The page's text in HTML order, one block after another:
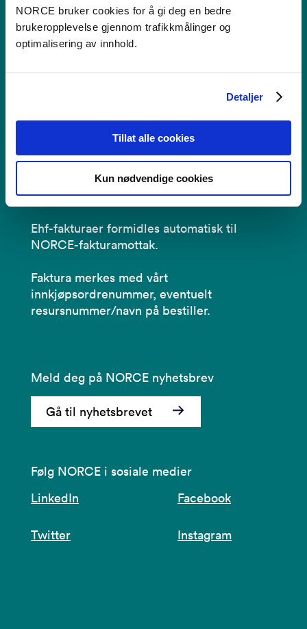
NORCE bruker cookies for å gi deg en bedre
brukeropplevelse gjennom trafikkmålinger og
optimalisering av innhold.
Detaljer
Tillat alle cookies
Kun nødvendige cookies
Faktura
fakturamottak@norceresearch.no
Organisasjonsnummer: 919 408 049
Ehf-fakturaer formidles automatisk til
NORCE-fakturamottak.
Faktura merkes med vårt
innkjøpsordrenummer, eventuelt
resursnummer/navn på bestiller.
Meld deg på NORCE nyhetsbrev
Gå til nyhetsbrevet
Følg NORCE i sosiale medier
LinkedIn
Facebook
Twitter Instagram